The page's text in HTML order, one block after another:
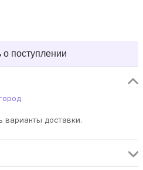
поступлении
варианты доставки.